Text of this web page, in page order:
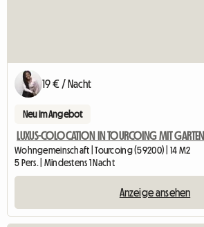
19 € / Nacht
Neu im Angebot
LUXUS-COLOCATION IN TOURCOING MIT GARTEN
Wohngemeinschaft | Tourcoing (59200) | 14 M2
5 Pers. | Mindestens 1 Nacht
Anzeige ansehen